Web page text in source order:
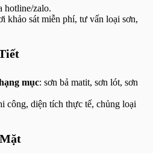
hotline/zalo.
khảo sát miễn phí, tư vấn loại sơn,
mục: sơn bả matit, sơn lót, sơn
công, diện tích thực tế, chủng loại